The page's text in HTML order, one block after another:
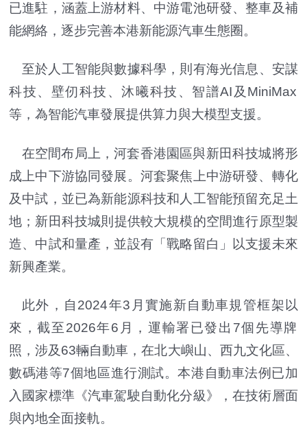
已進駐，涵蓋上游材料、中游電池研發、整車及補
能網絡，逐步完善本港新能源汽車生態圈。
至於人工智能與數據科學，則有海光信息、安謀
科技、壁仞科技、沐曦科技、 智譜AI及MiniMax
等， 為智能汽車發展提供算力與大模型支援。
在空間布局上，河套香港園區與新田科技城將形
成上中下游協同發展。 河套聚焦上中游研發、轉化
及中試， 並已為新能源科技和人工智能預留充足土
地； 新田科技城則提供較大規模的空間進行原型製
造、中試和量產， 並設有「戰略留白」以支援未來
新興產業。
此外，自2024年3月實施新自動車規管框架以
來，截至2026年6月，運輸署已發出7個先導牌
照，涉及63輛自動車，在北大嶼山、西九文化區、
數碼港等7個地區進行測試。本港自動車法例已加
入國家標準《汽車駕駛自動化分級》，在技術層面
與內地全面接軌。